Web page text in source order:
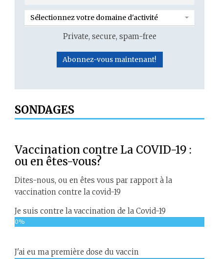
Sélectionnez votre domaine d'activité
Private, secure, spam-free
SONDAGES
Vaccination contre La COVID-19 :
ou en êtes-vous?
Dites-nous, ou en êtes vous par rapport à la
vaccination contre la covid-19
Je suis contre la vaccination de la Covid-19
0%
J'ai eu ma première dose du vaccin